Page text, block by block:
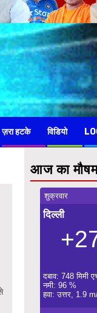
ज़रा हटके विडियो
आज का
शुक्रवार
दिल्ली
दबाव: 748 मिमी
नमी: 96 %
हवा: उत्तर, 1.9